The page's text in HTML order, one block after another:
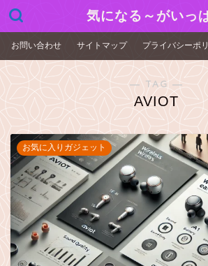
気になる～がいっ
お問い合わせ サイトマップ プライバシーポ
― TAG ―
AVIOT
お気に入りガジェット